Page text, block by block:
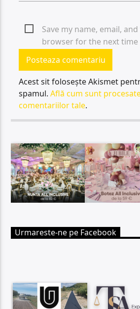
Save my name, email,
browser for the next time
Acest sit folosește Akismet
spamul.Află cum sunt
comentariilor tale.
Urmareste-ne pe Facebook